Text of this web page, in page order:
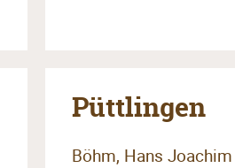
Püttlingen
Böhm, Hans Joachim